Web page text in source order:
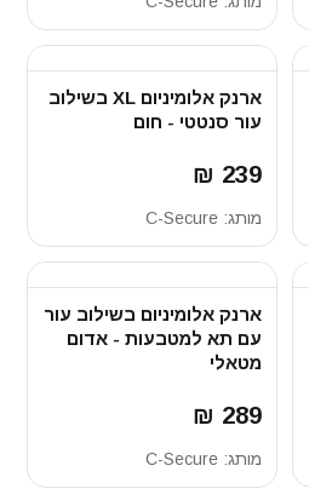
ארנק אלומיניום XL בשילוב
עור סנטטי - חום
239 ₪
מותג: C-Secure
ארנק אלומיניום בשילוב עור
עם תא למטבעות - אדום
מטאלי
289 ₪
מותג: C-Secure